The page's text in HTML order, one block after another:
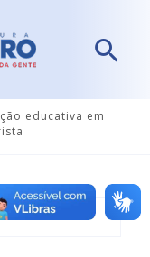
educativa em
e